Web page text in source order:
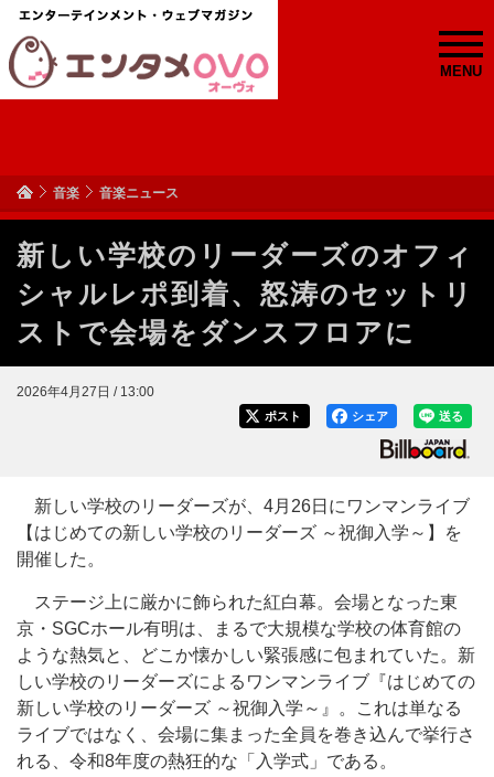
MENU
音楽 音楽ニュース
新しい学校のリーダーズのオフィ
シャルレポ到着、怒涛のセットリ
ストで会場をダンスフロアに
2026年4月27日 / 13:00
送る
シェア
ポスト
新しい学校のリーダーズが、4月26日にワンマンライブ
【はじめての新しい学校のリーダーズ ～祝御入学～】を
開催した。
ステージ上に厳かに飾られた紅白幕。会場となった東
京・SGCホール有明は、まるで大規模な学校の体育館の
ような熱気と、どこか懐かしい緊張感に包まれていた。新
しい学校のリーダーズによるワンマンライブ『はじめての
新しい学校のリーダーズ ～祝御入学～』。これは単なる
ライブではなく、会場に集まった全員を巻き込んで挙行さ
れる、令和8年度の熱狂的な「入学式」である。